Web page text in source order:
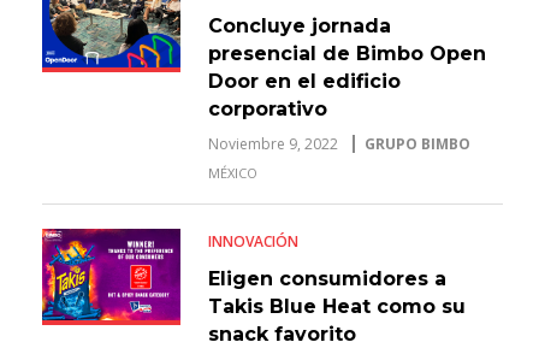
Concluye jornada
presencial de Bimbo Open
Door en el edificio
corporativo
Noviembre 9, 2022 GRUPO BIMBO
MÉXICO
INNOVACIÓN
Eligen consumidores a
Takis Blue Heat como su
snack favorito